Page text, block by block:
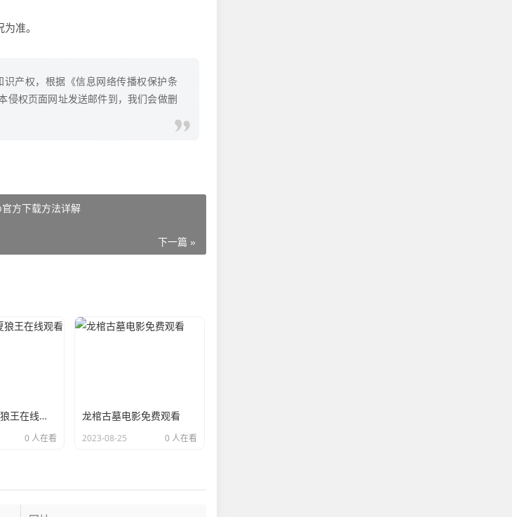
准。
产权，根据《信息网络传播权保护条
侵权页面网址发送邮件到，我们会做删
方下载方法详解
下一篇 »
龙棺古墓西夏狼王在线观看
0 人在看
龙棺古墓电影免费观看
2023-08-25 0 人在看